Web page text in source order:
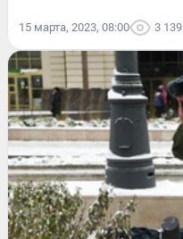
15 марта, 2023, 08:00 3 139